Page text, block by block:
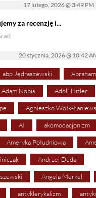
17 lutego, 2026 @ 3:49 PM
za recenzję i...
20 stycznia, 2026 @ 10:42
abp Jędraszewski Abraham
Adam Nobis Adolf Hitler
Agnieszko Wołk-
AI akomodacjonizm
Ameryka Południowa
Andrzej Duda
Angela Merkel
antyklerykalizm